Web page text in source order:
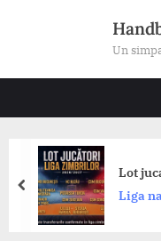
Un
jucatori Liga Zimbrilor
nationala de handbal
prev